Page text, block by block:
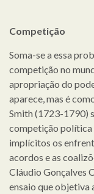
Competição
Soma-se a essa
competição no
apropriação do
aparece, mas é
Smith (1723-1790)
competição política
implícitos os
acordos e as
Cláudio Gonçalves
ensaio que objetiva